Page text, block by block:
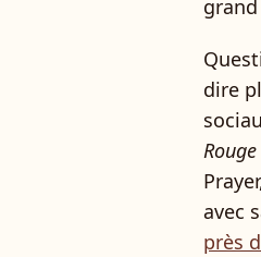
dire
avec
près